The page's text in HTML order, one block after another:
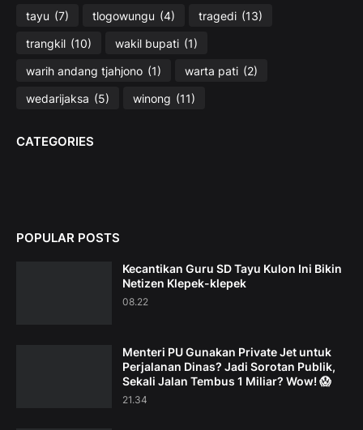
tayu (7) tlogowungu (4) tragedi (13)
trangkil (10) wakil bupati (1)
warih andang tjahjono (1) warta pati (2)
wedarijaksa (5) winong (11)
CATEGORIES
POPULAR POSTS
Kecantikan Guru SD Tayu Kulon Ini Bikin
Netizen Klepek-klepek
08.22
Menteri PU Gunakan Private Jet untuk
Perjalanan Dinas? Jadi Sorotan Publik,
Sekali Jalan Tembus 1 Miliar? Wow! 😱
21.34